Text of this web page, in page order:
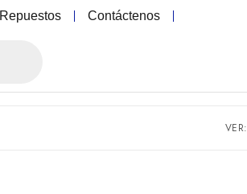
Repuestos Contáctenos
VER: